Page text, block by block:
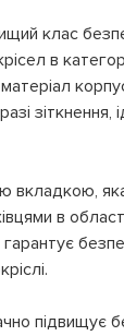
клас
в
зіткнення,
вкладкою,
в області
підвищує